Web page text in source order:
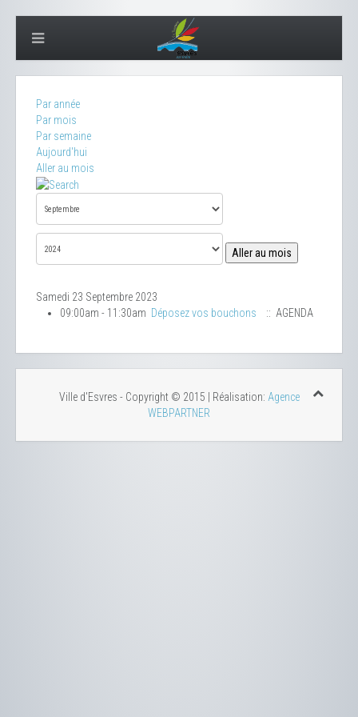
Par année
Par mois
Par semaine
Aujourd'hui
Aller au mois
Aller au mois
Samedi 23 Septembre 2023
09:00am - 11:30am Déposez vos bouchons :: AGENDA
Ville d'Esvres - Copyright © 2015 | Réalisation: Agence
WEBPARTNER